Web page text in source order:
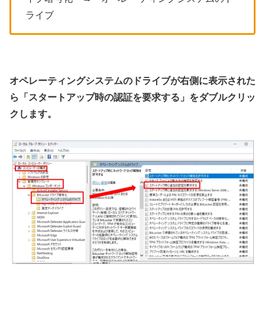
ライブ
オペレーティングシステムのドライブが右側に表示された
ら「スタートアップ時の認証を要求する」をダブルクリッ
クします。